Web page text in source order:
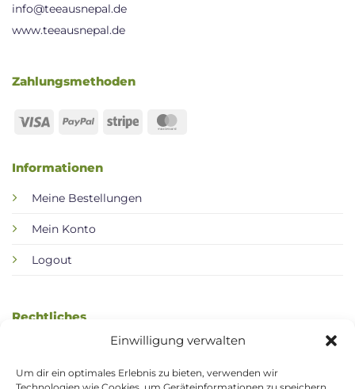
Einwilligung verwalten
Um dir ein optimales Erlebnis zu bieten, verwenden wir
info@teeausnepal.de
www.teeausnepal.de
Informationen
Meine Bestellungen
Mein Konto
Logout
Rechtliches
AGB / Kundeninformation
Datenschutzerklärung
Zahlungsmethoden
Visa PayPal Stripe